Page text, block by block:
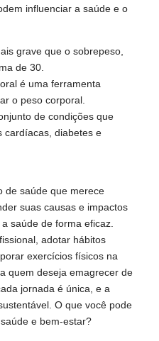
influenciar a saúde e o
grave que o sobrepeso,
de 30.
é uma ferramenta
o peso corporal.
de condições que
cardíacas, diabetes e
de saúde que merece
suas causas e impactos
saúde de forma eficaz.
adotar hábitos
exercícios físicos na
quem deseja emagrecer de
jornada é única, e a
O que você pode
e bem-estar?